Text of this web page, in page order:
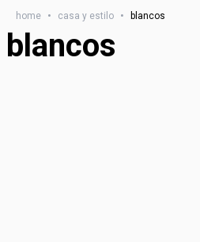
home • casa y estilo • blancos
blancos